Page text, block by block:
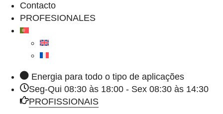
Contacto
PROFESIONALES
Energia para todo o tipo de aplicações
Seg-Qui 08:30 às 18:00 - Sex 08:30 às 14:30
PROFISSIONAIS